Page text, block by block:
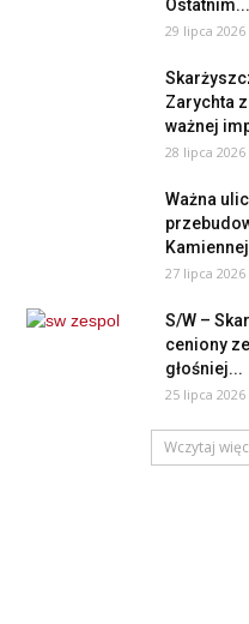
Ostatnim...
29 lipca 2026
Zarychta
ważnej
28 lipca 2026
Ważna
27 lipca 2026
S/W –
ceniony
głośniej...
25 lipca 2026
Wczytaj